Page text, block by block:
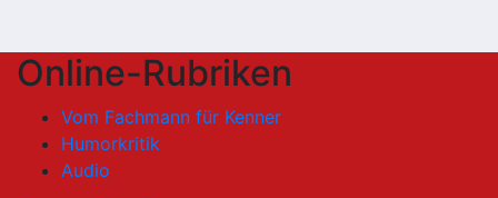
Online-Rubriken
Vom Fachmann für Kenner
Humorkritik
Audio